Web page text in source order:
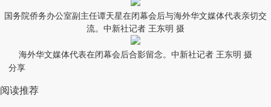
国务院侨务办公室副主任谭天星在闭幕会后与海外华文媒体代表亲切交
流。中新社记者 王东明 摄
海外华文媒体代表在闭幕会后合影留念。中新社记者 王东明 摄
分享
阅读推荐